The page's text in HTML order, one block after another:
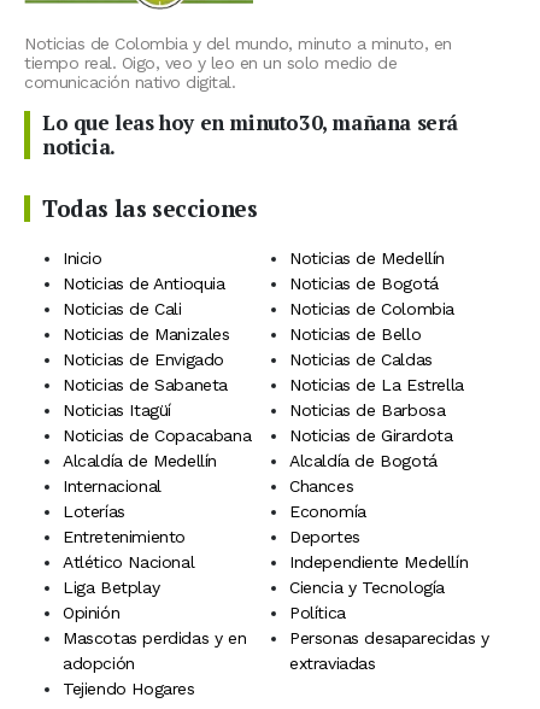
Noticias de Colombia y del mundo, minuto a minuto, en
tiempo real. Oigo, veo y leo en un solo medio de
comunicación nativo digital.
Lo que leas hoy en minuto30, mañana será
noticia.
Todas las secciones
Inicio
Noticias de Medellín
Noticias de Antioquia
Noticias de Bogotá
Noticias de Cali
Noticias de Colombia
Noticias de Manizales
Noticias de Bello
Noticias de Envigado
Noticias de Caldas
Noticias de Sabaneta
Noticias de La Estrella
Noticias Itagüí
Noticias de Barbosa
Noticias de Copacabana
Noticias de Girardota
Alcaldía de Medellín
Alcaldía de Bogotá
Internacional
Chances
Loterías
Economía
Entretenimiento
Deportes
Atlético Nacional
Independiente Medellín
Liga Betplay
Ciencia y Tecnología
Opinión
Política
Mascotas perdidas y en
adopción
Personas desaparecidas y
extraviadas
Tejiendo Hogares